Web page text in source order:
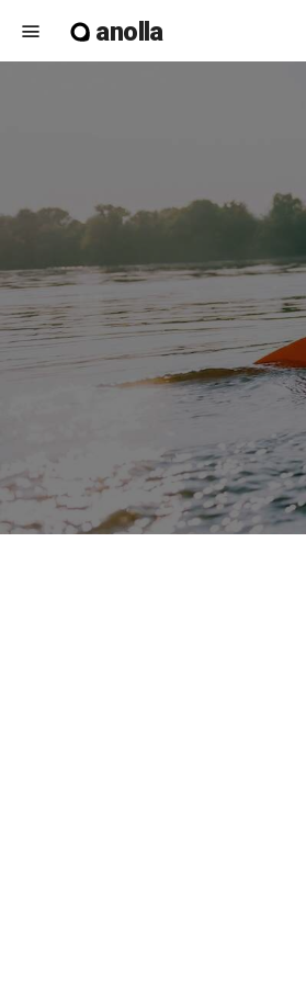
menu anolla